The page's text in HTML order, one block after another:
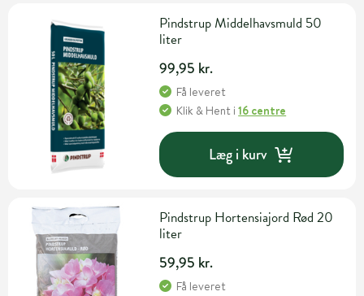
Pindstrup Middelhavsmuld 50
liter
99,95 kr.
Få leveret
Klik & Hent i16 centre
Læg i kurv
Pindstrup Hortensiajord Rød 20
liter
59,95 kr.
Få leveret